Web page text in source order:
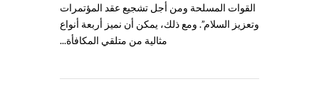
القوات المسلحة ومن أجل تشجيع عقد المؤتمرات
وتعزيز السلام”. ومع ذلك، يمكن أن نميز أربعة أنواع
مثالية من متلقي المكافأة...